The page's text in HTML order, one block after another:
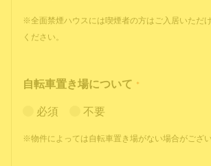
※全面禁煙ハウスには喫煙者の方はご入居いただ
ください。
自転車置き場について *
必須 不要
※物件によっては自転車置き場がない場合がござい